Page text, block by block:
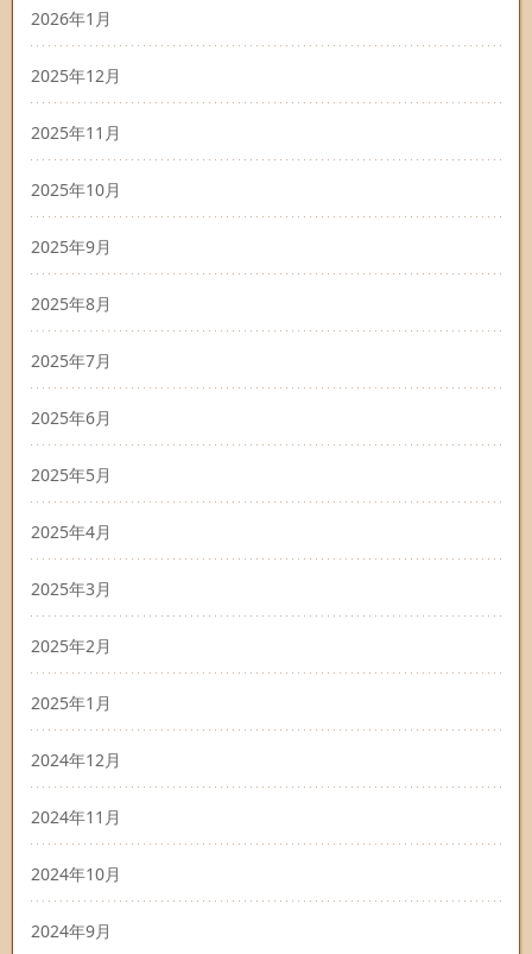
2026年1月
2025年12月
2025年11月
2025年10月
2025年9月
2025年8月
2025年7月
2025年6月
2025年5月
2025年4月
2025年3月
2025年2月
2025年1月
2024年12月
2024年11月
2024年10月
2024年9月